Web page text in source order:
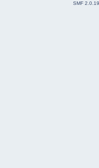
SMF 2.0.19